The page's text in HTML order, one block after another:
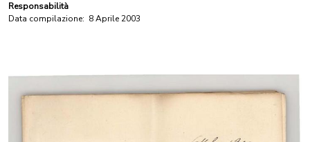
Responsabilità
Data compilazione: 8 Aprile 2003